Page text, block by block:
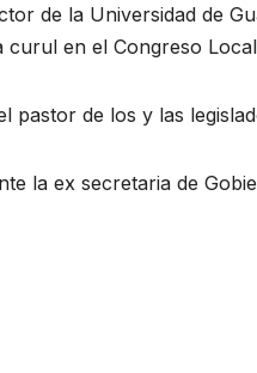
de la Universidad de
curul en el Congreso
pastor de los y las
la ex secretaria de